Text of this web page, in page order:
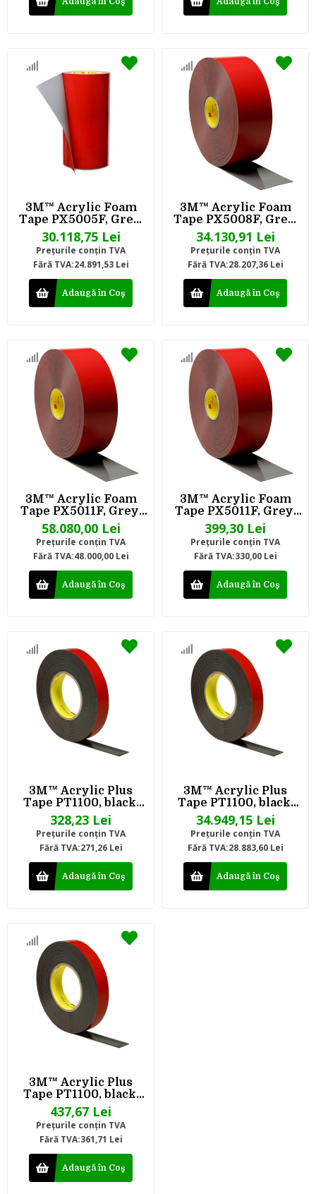
3M™ Acrylic Foam
Tape PX5005F, Grey,
0.5 mm, 1230 mm x 66
m
30.118,75 Lei
Preţurile conţin TVA
Fără TVA:24.891,53 Lei
Adaugă în Coş
3M™ Acrylic Foam
Tape PX5008F, Grey,
0.8 mm, 1230 mm x 66
m
34.130,91 Lei
Preţurile conţin TVA
Fără TVA:28.207,36 Lei
Adaugă în Coş
3M™ Acrylic Foam
Tape PX5011F, Grey,
1.14 mm, 1230 mm x
66 m
58.080,00 Lei
Preţurile conţin TVA
Fără TVA:48.000,00 Lei
Adaugă în Coş
3M™ Acrylic Foam
Tape PX5011F, Grey,
1.14 mm, 8 mm x 50 m
399,30 Lei
Preţurile conţin TVA
Fără TVA:330,00 Lei
Adaugă în Coş
3M™ Acrylic Plus
Tape PT1100, black,
1.14 mm, 12 mm x 20
m
328,23 Lei
Preţurile conţin TVA
Fără TVA:271,26 Lei
Adaugă în Coş
3M™ Acrylic Plus
Tape PT1100, black,
1.14 mm, 1220 mm x
66 m
34.949,15 Lei
Preţurile conţin TVA
Fără TVA:28.883,60 Lei
Adaugă în Coş
3M™ Acrylic Plus
Tape PT1100, black,
1.14 mm, 16 mm x 20
m
437,67 Lei
Preţurile conţin TVA
Fără TVA:361,71 Lei
Adaugă în Coş